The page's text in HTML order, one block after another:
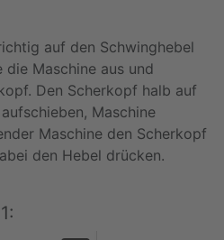
auf den Schwinghebel
die Maschine aus und
Den Scherkopf halb auf
Maschine
Maschine den Scherkopf
den Hebel drücken.